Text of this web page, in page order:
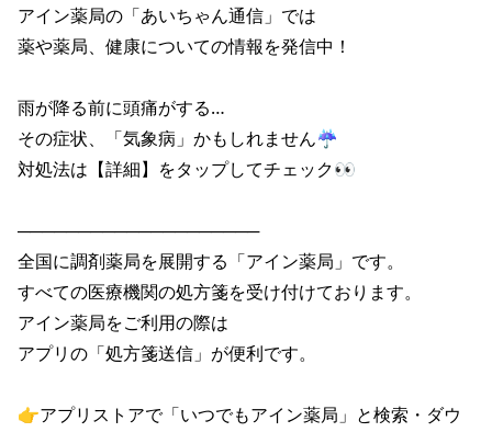
アイン薬局の「あいちゃん通信」では
薬や薬局、健康についての情報を発信中！
雨が降る前に頭痛がする…
その症状、「気象病」かもしれません☔
対処法は【詳細】をタップしてチェック👀
────────────────────
全国に調剤薬局を展開する「アイン薬局」です。
すべての医療機関の処方箋を受け付けております。
アイン薬局をご利用の際は
アプリの「処方箋送信」が便利です。
👉アプリストアで「いつでもアイン薬局」と検索・ダウ